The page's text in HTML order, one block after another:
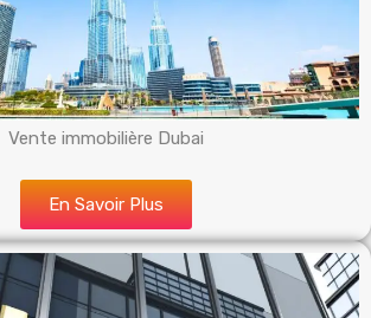
Vente immobilière Dubai
En Savoir Plus